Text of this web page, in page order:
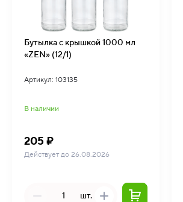
Бутылка с крышкой 1000 мл
«ZEN» (12/1)
Артикул: 103135
В наличии
205 ₽
Действует до 26.08.2026
шт.